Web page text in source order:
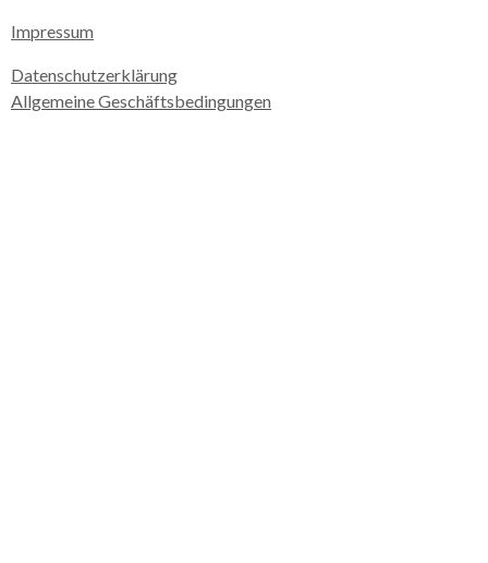
Impressum
Datenschutzerklärung
Allgemeine Geschäftsbedingungen